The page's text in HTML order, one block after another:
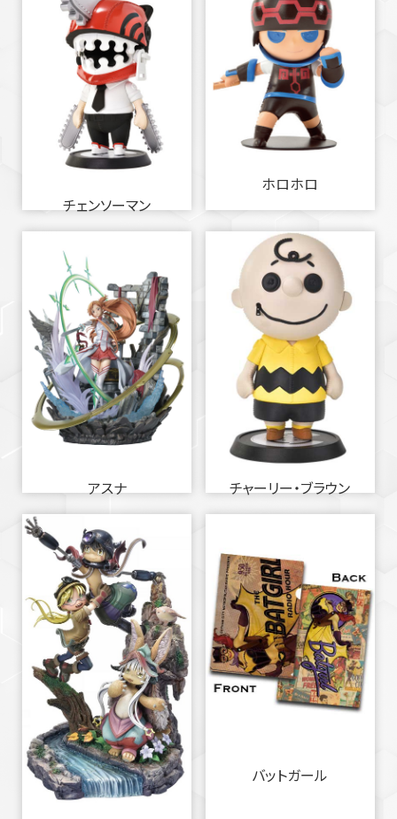
チェンソーマン
ホロホロ
アスナ チャーリー・ブラウン
バットガール